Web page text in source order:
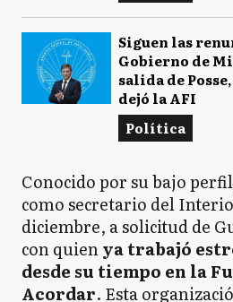
Siguen las
Gobierno de
salida de
dejó la AFI
Política
Conocido por su bajo
como secretario del
diciembre, a solicitud de
con quienya trabajó
desde su tiempo en la
Acordar. Esta